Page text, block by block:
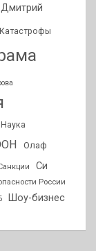
Дмитрий
Катастрофы
Наука
Олаф
Си
России
Шоу-бизнес